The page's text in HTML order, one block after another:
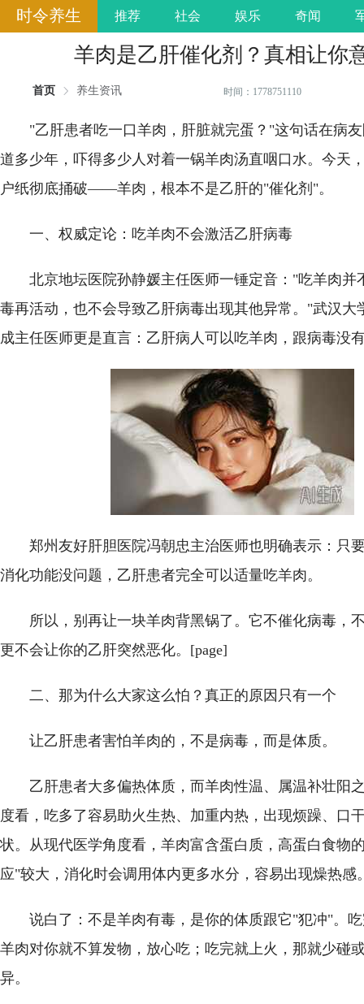
时令养生 推荐 社会 娱乐 奇闻
羊肉是乙肝催化剂？真相让你
首页 养生资讯 时间：1778751110
"乙肝患者吃一口羊肉，肝脏就完蛋？"这句话在病
道多少年，吓得多少人对着一锅羊肉汤直咽口水。今天
户纸彻底捅破——羊肉，根本不是乙肝的"催化剂"。
一、权威定论：吃羊肉不会激活乙肝病毒
北京地坛医院孙静媛主任医师一锤定音："吃羊肉并
毒再活动，也不会导致乙肝病毒出现其他异常。"武汉大
成主任医师更是直言：乙肝病人可以吃羊肉，跟病毒没
郑州友好肝胆医院冯朝忠主治医师也明确表示：只
消化功能没问题，乙肝患者完全可以适量吃羊肉。
所以，别再让一块羊肉背黑锅了。它不催化病毒，
更不会让你的乙肝突然恶化。[page]
二、那为什么大家这么怕？真正的原因只有一个
让乙肝患者害怕羊肉的，不是病毒，而是体质。
乙肝患者大多偏热体质，而羊肉性温、属温补壮阳
度看，吃多了容易助火生热、加重内热，出现烦躁、口
状。从现代医学角度看，羊肉富含蛋白质，高蛋白食物
应"较大，消化时会调用体内更多水分，容易出现燥热感
说白了：不是羊肉有毒，是你的体质跟它"犯冲"。
羊肉对你就不算发物，放心吃；吃完就上火，那就少碰
异。